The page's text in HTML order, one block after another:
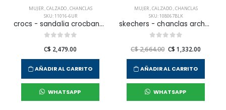
MUJER,CALZADO,CHANCLAS
SKU: 11016-6UR
crocs - sandalia crocband para mujer
C$ 2,479.00
AÑADIR AL CARRITO
WHATSAPP
MUJER,CALZADO,CHANCLAS
SKU: 108067BLK
skechers - chanclas arch-fit clog para mujer
C$ 2,664.00 C$ 1,332.00
AÑADIR AL CARRITO
WHATSAPP